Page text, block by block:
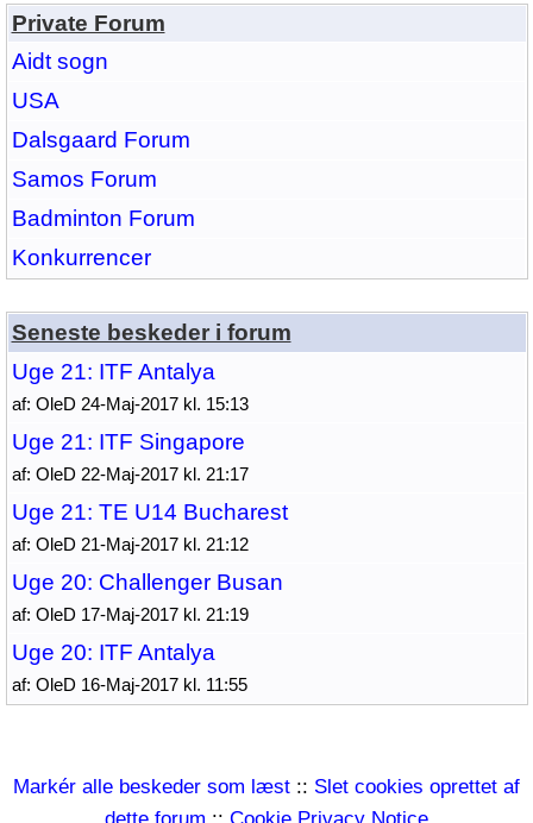
Private Forum
Aidt sogn
USA
Dalsgaard Forum
Samos Forum
Badminton Forum
Konkurrencer
Seneste beskeder i forum
Uge 21: ITF Antalya
af: OleD 24-Maj-2017 kl. 15:13
Uge 21: ITF Singapore
af: OleD 22-Maj-2017 kl. 21:17
Uge 21: TE U14 Bucharest
af: OleD 21-Maj-2017 kl. 21:12
Uge 20: Challenger Busan
af: OleD 17-Maj-2017 kl. 21:19
Uge 20: ITF Antalya
af: OleD 16-Maj-2017 kl. 11:55
Markér alle beskeder som læst :: Slet cookies oprettet af